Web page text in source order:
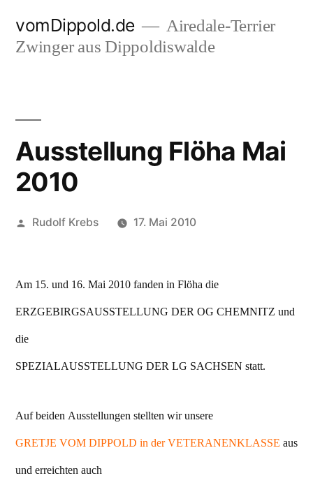
Inhalt
vomDippold.de
Airedale-Terrier
Zwinger aus Dippoldiswalde
Ausstellung Flöha Mai
2010
Veröffentlicht
Rudolf Krebs 17. Mai 2010
Am 15. und 16. Mai 2010 fanden in Flöha die
ERZGEBIRGSAUSSTELLUNG DER OG CHEMNITZ und
die
SPEZIALAUSSTELLUNG DER LG SACHSEN statt.
Auf beiden Ausstellungen stellten wir unsere
GRETJE VOM DIPPOLD in der VETERANENKLASSE aus
und erreichten auch